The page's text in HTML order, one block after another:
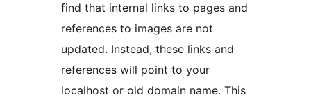
find that internal links to pages and
references to images are not
updated. Instead, these links and
references will point to your
localhost or old domain name. This